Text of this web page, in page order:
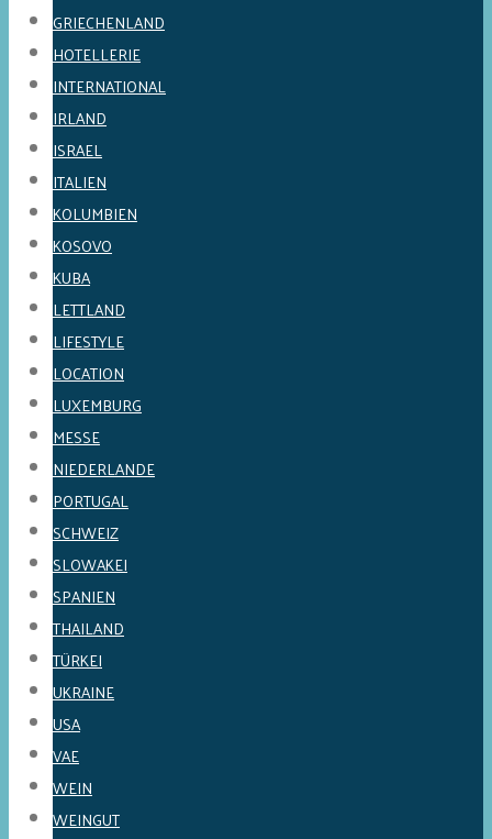
GRIECHENLAND
HOTELLERIE
INTERNATIONAL
IRLAND
ISRAEL
ITALIEN
KOLUMBIEN
KOSOVO
KUBA
LETTLAND
LIFESTYLE
LOCATION
LUXEMBURG
MESSE
NIEDERLANDE
PORTUGAL
SCHWEIZ
SLOWAKEI
SPANIEN
THAILAND
TÜRKEI
UKRAINE
USA
VAE
WEIN
WEINGUT